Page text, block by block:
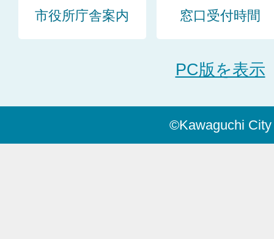
市役所庁舎案内 窓口受付時間
PC版を表示
©Kawaguchi City